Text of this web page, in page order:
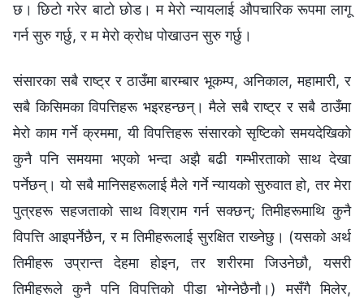
छ। छिटो गरेर बाटो छोड। म मेरो न्यायलाई औपचारिक रूपमा लागू
गर्न सुरु गर्छु, र म मेरो क्रोध पोखाउन सुरु गर्छु।
संसारका सबै राष्ट्र र ठाउँमा बारम्‍बार भूकम्‍प, अनिकाल, महामारी, र
सबै किसिमका विपत्तिहरू भइरहन्छन्। मैले सबै राष्ट्र र सबै ठाउँमा
मेरो काम गर्ने क्रममा, यी विपत्तिहरू संसारको सृष्टिको समयदेखिको
कुनै पनि समयमा भएको भन्दा अझै बढी गम्‍भीरताको साथ देखा
पर्नेछन्। यो सबै मानिसहरूलाई मैले गर्ने न्यायको सुरुवात हो, तर मेरा
पुत्रहरू सहजताको साथ विश्राम गर्न सक्छन्; तिमीहरूमाथि कुनै
विपत्ति आइपर्नेछैन, र म तिमीहरूलाई सुरक्षित राख्‍नेछु। (यसको अर्थ
तिमीहरू उप्रान्त देहमा होइन, तर शरीरमा जिउनेछौ, यसरी
तिमीहरूले कुनै पनि विपत्तिको पीडा भोग्‍नेछैनौ।) मसँगै मिलेर,